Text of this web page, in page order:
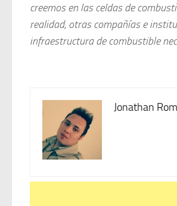
creemos en las celdas de
realidad, otras compañías e
infraestructura de combustible
Jonathan